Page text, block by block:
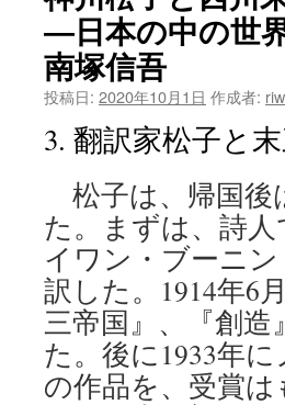
―日本の中の世
南塚信吾
投稿日: 2020年10月1日 作成者:
3. 翻訳家松子と
松子は、帰国後
た。まずは、詩
イワン・ブーニン
訳した。1914年6
三帝国』、『創
た。後に1933年
の作品を、受賞